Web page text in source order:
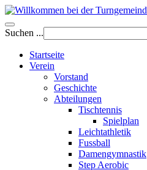
Suchen ...
Startseite
Verein
Vorstand
Geschichte
Abteilungen
Tischtennis
Spielplan
Leichtathletik
Fussball
Damengymnastik
Step Aerobic